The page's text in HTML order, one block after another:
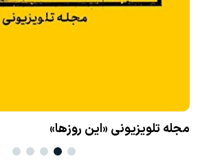
مجله تلویزیونی «این روزها»